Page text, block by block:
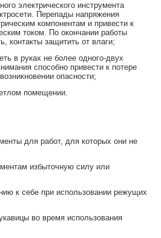
электрического инструмента
Перепады напряжения
компонентам и привести к
током. По окончании работы
контакты защитить от влаги;
в руках не более одного-двух
способно привести к потере
опасности;
помещении.
для работ, для которых они не
избыточную силу или
к себе при использовании режущих
во время использования